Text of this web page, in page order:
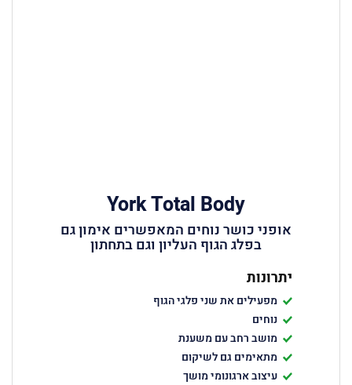
York Total Body
אופני כושר נוחים המאפשרים אימון גם
בפלג הגוף העליון וגם בתחתון
יתרונות
מפעילים את שני פלגי הגוף
נוחים
מושב רחב עם משענת
מתאימים גם לשיקום
עיצוב ארגונומי מושך